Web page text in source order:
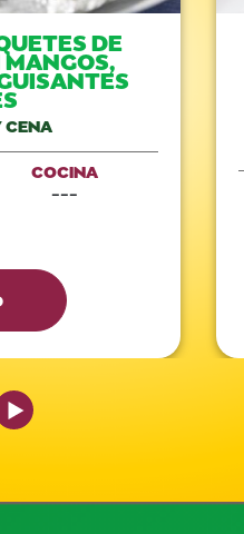
DE
CENA
COCINA
---
Slide
Next Slide